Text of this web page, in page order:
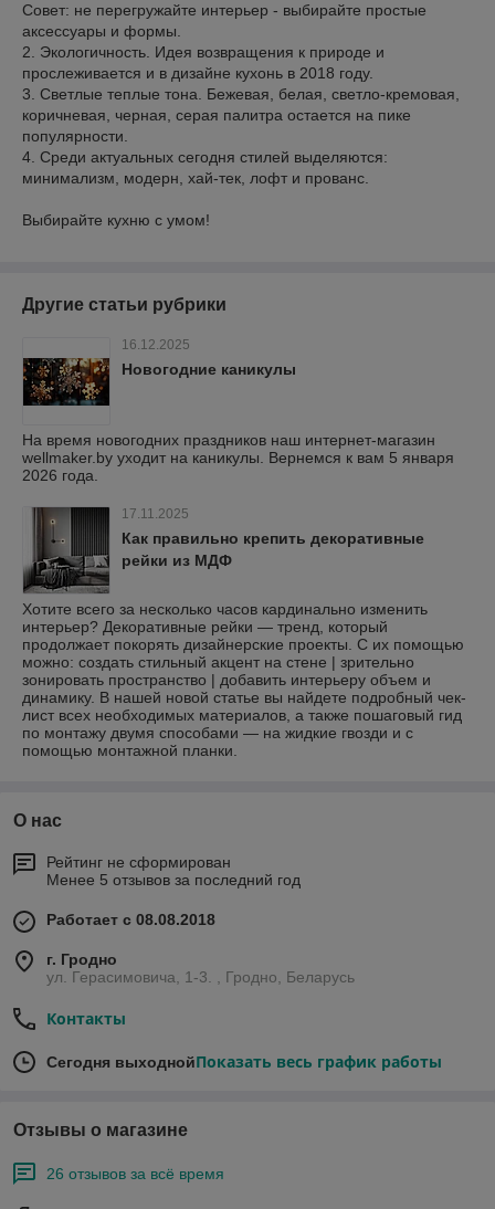
Совет: не перегружайте интерьер - выбирайте простые
аксессуары и формы.
2. Экологичность. Идея возвращения к природе и
прослеживается и в дизайне кухонь в 2018 году.
3. Светлые теплые тона. Бежевая, белая, светло-кремовая,
коричневая, черная, серая палитра остается на пике
популярности.
4. Среди актуальных сегодня стилей выделяются:
минимализм, модерн, хай-тек, лофт и прованс.
Выбирайте кухню с умом!
Другие статьи рубрики
16.12.2025
Новогодние каникулы
На время новогодних праздников наш интернет-магазин
wellmaker.by уходит на каникулы. Вернемся к вам 5 января
2026 года.
17.11.2025
Как правильно крепить декоративные
рейки из МДФ
Хотите всего за несколько часов кардинально изменить
интерьер? Декоративные рейки — тренд, который
продолжает покорять дизайнерские проекты. С их помощью
можно: создать стильный акцент на стене | зрительно
зонировать пространство | добавить интерьеру объем и
динамику. В нашей новой статье вы найдете подробный чек-
лист всех необходимых материалов, а также пошаговый гид
по монтажу двумя способами — на жидкие гвозди и с
помощью монтажной планки.
О нас
Рейтинг не сформирован
Менее 5 отзывов за последний год
Работает с 08.08.2018
г. Гродно
ул. Герасимовича, 1-3. , Гродно, Беларусь
Контакты
Сегодня выходнойПоказать весь график работы
Отзывы о магазине
26 отзывов за всё время